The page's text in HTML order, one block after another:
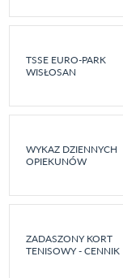
TSSE EURO-PARK
WISŁOSAN
WYKAZ DZIENNYCH
OPIEKUNÓW
ZADASZONY KORT
TENISOWY - CENNIK